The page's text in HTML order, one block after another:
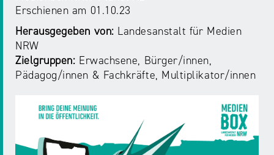
Audio
Desinformation
Medienvielfalt
Standort
Medienkarriere
NRW
Medienscouts
NRWision
FLIMMO
Die
Medienkommission
Kontakt
Erschienen am 01.10.23
Herausgegeben von: Landesanstalt für Medien
NRW
Zielgruppen: Erwachsene, Bürger/innen
Pädagog/innen
Fachkräfte, Multiplikator/innen